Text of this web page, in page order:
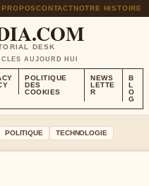
PROPOSCONTACTNOTRE HISTOIRE
DESK
AUJOURD HUI
POLITIQUE
DES
COOKIES
NEWS
LETTE
R
B
L
O
G
POLITIQUE TECHNOLOGIE